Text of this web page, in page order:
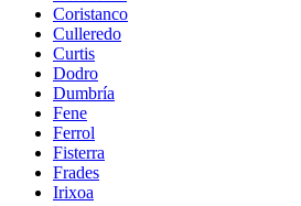
Coristanco
Culleredo
Curtis
Dodro
Dumbría
Fene
Ferrol
Fisterra
Frades
Irixoa